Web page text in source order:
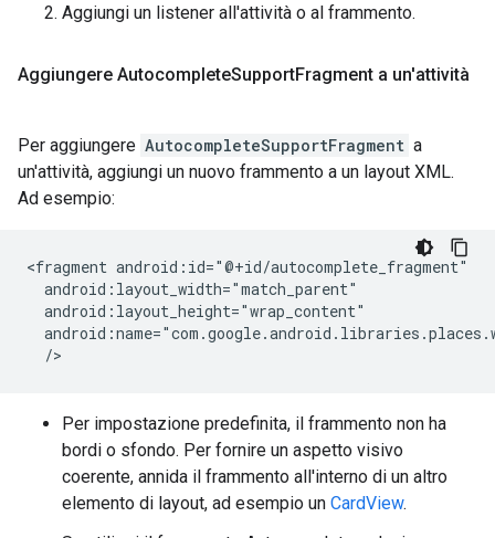
Aggiungi un listener all'attività o al frammento.
Aggiungere AutocompleteSupportFragment a un'attività
Per aggiungere AutocompleteSupportFragment a
un'attività, aggiungi un nuovo frammento a un layout XML.
Ad esempio:
<fragment android:id="@+id/autocomplete_fragment"
  android:layout_width="match_parent"
  android:layout_height="wrap_content"
Per impostazione predefinita, il frammento non ha
bordi o sfondo. Per fornire un aspetto visivo
coerente, annida il frammento all'interno di un altro
elemento di layout, ad esempio un CardView.